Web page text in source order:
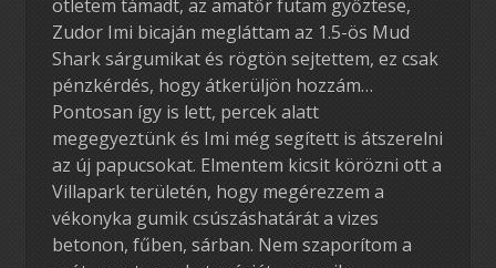
ötletem támadt, az amatőr futam győztese,
Zudor Imi bicaján megláttam az 1.5-ös Mud
Shark sárgumikat és rögtön sejtettem, ez csak
pénzkérdés, hogy átkerüljön hozzám…
Pontosan így is lett, percek alatt
megegyeztünk és Imi még segített is átszerelni
az új papucsokat. Elmentem kicsit körözni ott a
Villapark területén, hogy megérezzem a
vékonyka gumik csúszáshatárát a vizes
betonon, fűben, sárban. Nem szaporítom a